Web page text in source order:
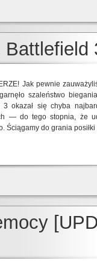
Battlefield
Jak pewnie
szaleństwo
3 okazał się chyba
— do tego stopnia, że
Ściągamy do grania